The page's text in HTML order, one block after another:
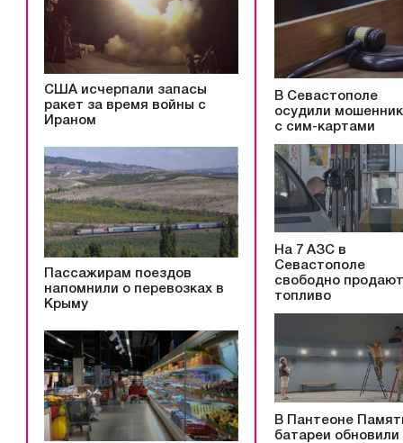
США исчерпали запасы
ракет за время войны с
Ираном
Пассажирам поездов
напомнили о перевозках в
Крыму
В Севастополе
осудили
с сим-картами
На 7 АЗС в
Севастополе
свободно продают
топливо
В Пантеоне
батареи обновили